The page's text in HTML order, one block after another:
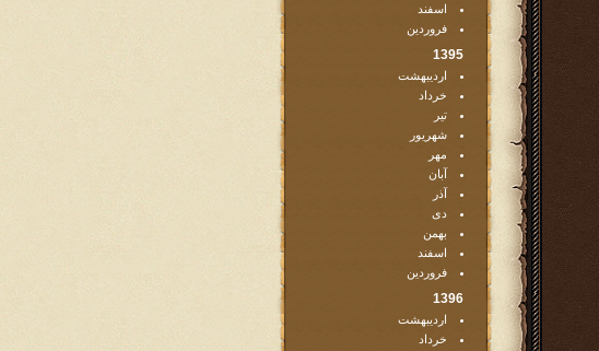
اسفند
فروردین
1395
اردیبهشت
خرداد
تیر
شهریور
مهر
آبان
آذر
دی
بهمن
اسفند
فروردین
1396
اردیبهشت
خرداد